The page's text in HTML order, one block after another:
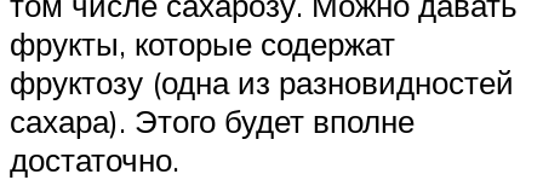
фрукты, которые содержат
фруктозу (одна из разновидностей
сахара). Этого будет вполне
достаточно.